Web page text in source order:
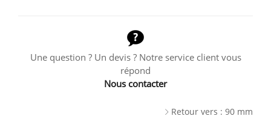
Une question ? Un devis ? Notre service client vous
répond
Nous contacter
Retour vers : 90 mm